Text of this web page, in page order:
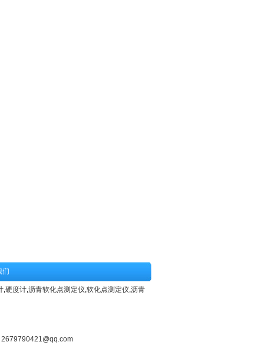
们
,硬度计,沥青软化点测定仪,软化点测定仪,沥青
2679790421@qq.com